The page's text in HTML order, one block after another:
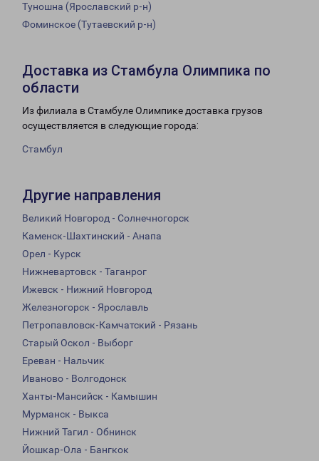
Туношна (Ярославский р-н)
Фоминское (Тутаевский р-н)
Доставка из Стамбула Олимпика по
области
Из филиала в Стамбуле Олимпике доставка грузов
осуществляется в следующие города:
Стамбул
Другие направления
Великий Новгород - Солнечногорск
Каменск-Шахтинский - Анапа
Орел - Курск
Нижневартовск - Таганрог
Ижевск - Нижний Новгород
Железногорск - Ярославль
Петропавловск-Камчатский - Рязань
Старый Оскол - Выборг
Ереван - Нальчик
Иваново - Волгодонск
Ханты-Мансийск - Камышин
Мурманск - Выкса
Нижний Тагил - Обнинск
Йошкар-Ола - Бангкок